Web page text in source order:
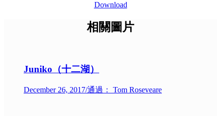
Download
相關圖片
Juniko（十二湖）
December 26, 2017/通過： Tom Roseveare